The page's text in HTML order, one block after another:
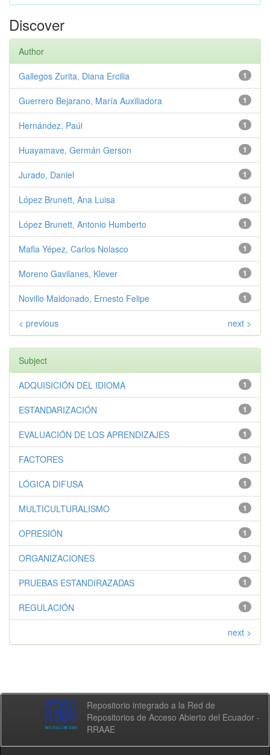
Discover
Author
1
Gallegos Zurita, Diana Ercilia
1
Guerrero Bejarano, María Auxiliadora
1
Hernández, Paúl
1
Huayamave, Germán Gerson
1
Jurado, Daniel
1
López Brunett, Ana Luisa
1
López Brunett, Antonio Humberto
1
Mafla Yépez, Carlos Nolasco
1
Moreno Gavilanes, Klever
1
Novillo Maldonado, Ernesto Felipe
< previous next >
Subject
1
ADQUISICIÓN DEL IDIOMA
1
ESTANDARIZACIÓN
1
EVALUACIÓN DE LOS APRENDIZAJES
1
FACTORES
1
LÓGICA DIFUSA
1
MULTICULTURALISMO
1
OPRESIÓN
1
ORGANIZACIONES
1
PRUEBAS ESTANDIRAZADAS
1
REGULACIÓN
next >
Repositorio integrado a la Red de
Repositorios de Acceso Abierto del Ecuador -
RRAAE